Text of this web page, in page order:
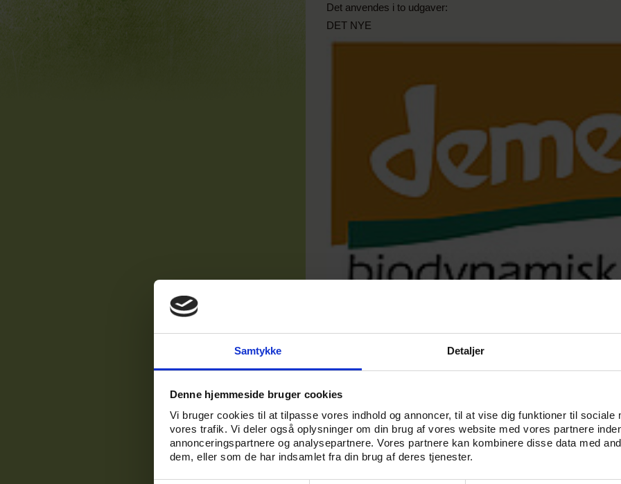
Samtykke Detaljer
Denne hjemmeside bruger cookies
Vi bruger cookies til at tilpasse vores indhold og annoncer, til at vise dig funktioner til sociale
vores trafik. Vi deler også oplysninger om din brug af vores website med vores partnere
annonceringspartnere og analysepartnere. Vores partnere kan kombinere disse data med
dem, eller som de har indsamlet fra din brug af deres tjenester.
Det anvendes i to udgaver:
DET NYE